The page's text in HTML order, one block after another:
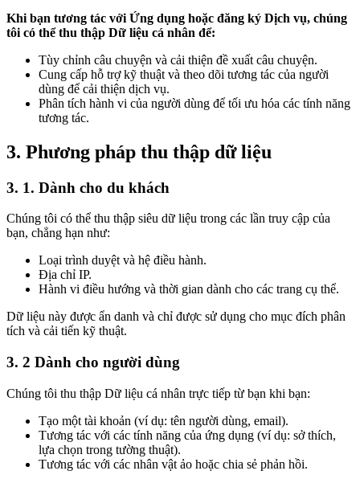
Khi bạn tương tác với Ứng dụng hoặc đăng ký Dịch vụ, chúng
tôi có thể thu thập Dữ liệu cá nhân để:
Tùy chỉnh câu chuyện và cải thiện đề xuất câu chuyện.
Cung cấp hỗ trợ kỹ thuật và theo dõi tương tác của người
dùng để cải thiện dịch vụ.
Phân tích hành vi của người dùng để tối ưu hóa các tính năng
tương tác.
3. Phương pháp thu thập dữ liệu
3. 1. Dành cho du khách
Chúng tôi có thể thu thập siêu dữ liệu trong các lần truy cập của
bạn, chẳng hạn như:
Loại trình duyệt và hệ điều hành.
Địa chỉ IP.
Hành vi điều hướng và thời gian dành cho các trang cụ thể.
Dữ liệu này được ẩn danh và chỉ được sử dụng cho mục đích phân
tích và cải tiến kỹ thuật.
3. 2 Dành cho người dùng
Chúng tôi thu thập Dữ liệu cá nhân trực tiếp từ bạn khi bạn:
Tạo một tài khoản (ví dụ: tên người dùng, email).
Tương tác với các tính năng của ứng dụng (ví dụ: sở thích,
lựa chọn trong tường thuật).
Tương tác với các nhân vật ảo hoặc chia sẻ phản hồi.